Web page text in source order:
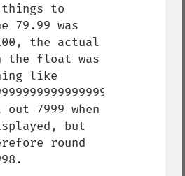
to
79.99 was
the actual
the float was
like
out 7999 when
but
round